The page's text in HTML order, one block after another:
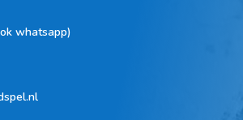
whatsapp)